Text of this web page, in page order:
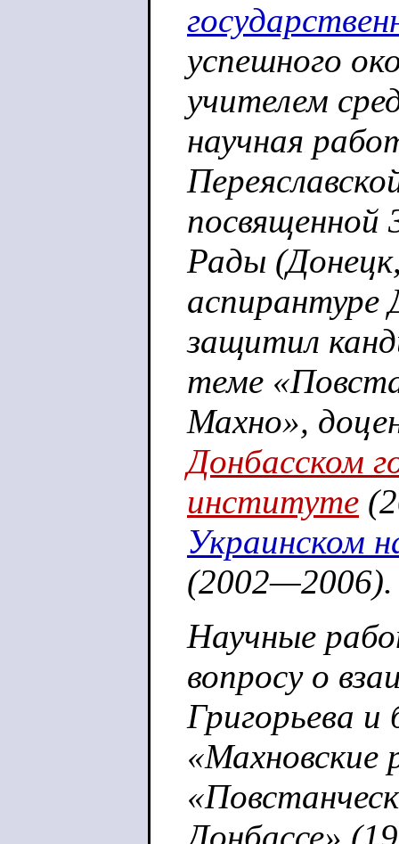
успешного
учителем
научная
посвященной
Рады
аспирантуре
защитил
теме
Махно»,
Донбасском
институте
Украинском
(2002—2006).
Научные
вопросу о
Григорьева
«Махновские